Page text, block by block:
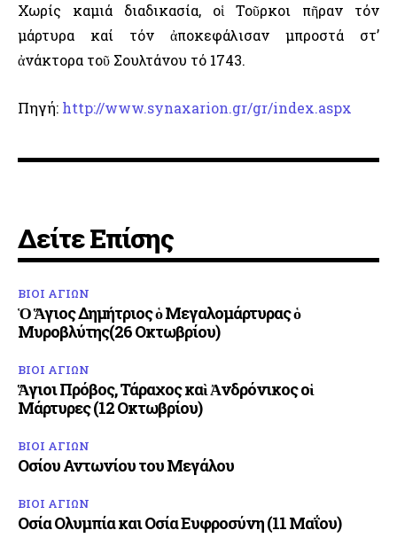
Χωρίς καμιά διαδικασία, οἱ Τοῦρκοι πῆραν τόν
μάρτυρα καί τόν ἀποκεφάλισαν μπροστά στ’
ἀνάκτορα τοῦ Σουλτάνου τό 1743.
Πηγή: http://www.synaxarion.gr/gr/index.aspx
Δείτε Επίσης
ΒΙΟΙ ΑΓΙΩΝ
Ὁ Ἅγιος Δημήτριος ὁ Μεγαλομάρτυρας ὁ
Μυροβλύτης(26 Οκτωβρίου)
ΒΙΟΙ ΑΓΙΩΝ
Ἅγιοι Πρόβος, Τάραχος καὶ Ἀνδρόνικος οἱ
Μάρτυρες (12 Οκτωβρίου)
ΒΙΟΙ ΑΓΙΩΝ
Οσίου Αντωνίου του Μεγάλου
ΒΙΟΙ ΑΓΙΩΝ
Οσία Ολυμπία και Οσία Ευφροσύνη (11 Μαΐου)